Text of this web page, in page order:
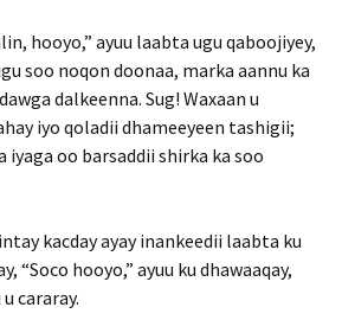
hooyo,” ayuu laabta ugu qaboojiyey,
soo noqon doonaa, marka aannu ka
dalkeenna. Sug! Waxaan u
iyo qoladii dhameeyeen tashigii;
iyaga oo barsaddii shirka ka soo
kacday ayay inankeedii laabta ku
“Soco hooyo,” ayuu ku dhawaaqay,
cararay.